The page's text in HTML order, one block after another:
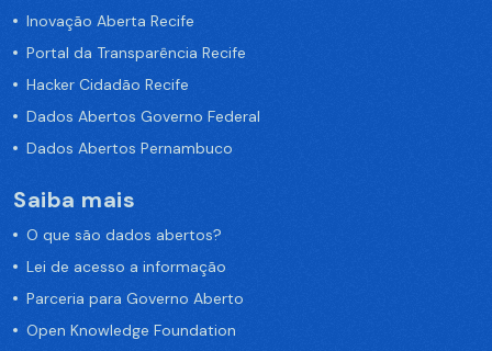
Inovação Aberta Recife
Portal da Transparência Recife
Hacker Cidadão Recife
Dados Abertos Governo Federal
Dados Abertos Pernambuco
Saiba mais
O que são dados abertos?
Lei de acesso a informação
Parceria para Governo Aberto
Open Knowledge Foundation